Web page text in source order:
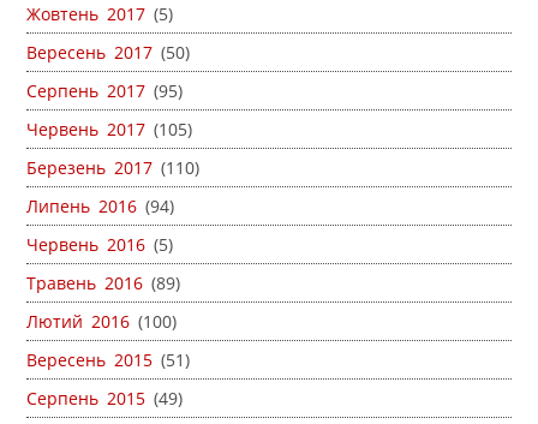
Жовтень 2017 (5)
Вересень 2017 (50)
Серпень 2017 (95)
Червень 2017 (105)
Березень 2017 (110)
Липень 2016 (94)
Червень 2016 (5)
Травень 2016 (89)
Лютий 2016 (100)
Вересень 2015 (51)
Серпень 2015 (49)